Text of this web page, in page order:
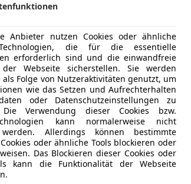
Tempomat
Media
Android
Bluetooth
nach unseren Versicherungs- und
aktuell ein Auto und wollen dieses
mobilen Begleiter gerne in Zahlung!
wie Pickerlüberprüfungen,
Schadenbehebung mit
und selbstredend die beste Beratung
Sie gleich einen Termin telefonisch oder
freut sich auf Ihren Besuch im Autohaus
Irrtümer, Preisänderungen,
Anbieter nutzen Cookies oder ähnliche
die für die essentielle
erforderlich sind und die einwandfreie
der Webseite sicherstellen. Sie werden
als Folge von Nutzeraktivitäten genutzt, um
wie das Setzen und Aufrechterhalten
oder Datenschutzeinstellungen zu
Die Verwendung dieser Cookies bzw.
kann normalerweise nicht
werden. Allerdings können bestimmte
oder ähnliche Tools blockieren oder
Das Blockieren dieser Cookies oder
kann die Funktionalität der Webseite